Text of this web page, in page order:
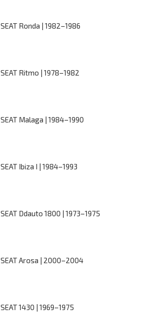
SEAT Ronda | 1982–1986
SEAT Ritmo | 1978–1982
SEAT Malaga | 1984–1990
SEAT Ibiza I | 1984–1993
SEAT Ddauto 1800 | 1973–1975
SEAT Arosa | 2000–2004
SEAT 1430 | 1969–1975